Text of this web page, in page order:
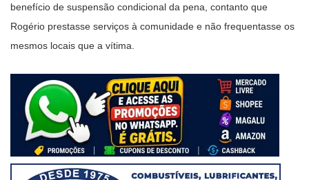
benefício de suspensão condicional da pena, contanto que
Rogério prestasse serviços à comunidade e não frequentasse os
mesmos locais que a vítima.